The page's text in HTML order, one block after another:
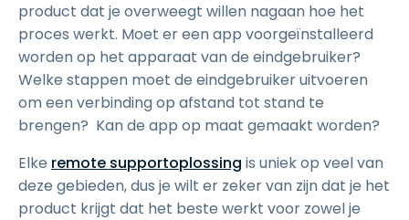
product dat je overweegt willen nagaan hoe het
proces werkt. Moet er een app voorgeïnstalleerd
worden op het apparaat van de eindgebruiker?
Welke stappen moet de eindgebruiker uitvoeren
om een verbinding op afstand tot stand te
brengen? Kan de app op maat gemaakt worden?
Elke remote supportoplossing is uniek op veel van
deze gebieden, dus je wilt er zeker van zijn dat je het
product krijgt dat het beste werkt voor zowel je